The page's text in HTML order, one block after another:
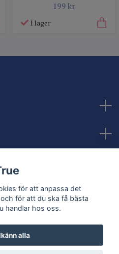
199 kr
I lager
för att anpassa det
för att du ska få bästa
handlar hos oss.
alla